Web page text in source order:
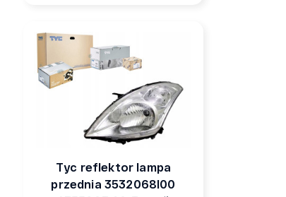
Tyc reflektor lampa
przednia 3532068l00